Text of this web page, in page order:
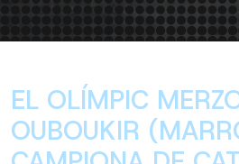
EL OLÍMPIC
OUBOUKIR